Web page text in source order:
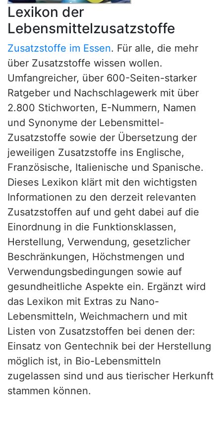
Lexikon der
Lebensmittelzusatzstoffe
Zusatzstoffe im Essen. Für alle, die mehr
über Zusatzstoffe wissen wollen.
Umfangreicher, über 600-Seiten-starker
Ratgeber und Nachschlagewerk mit über
2.800 Stichworten, E-Nummern, Namen
und Synonyme der Lebensmittel-
Zusatzstoffe sowie der Übersetzung der
jeweiligen Zusatzstoffe ins Englische,
Französische, Italienische und Spanische.
Dieses Lexikon klärt mit den wichtigsten
Informationen zu den derzeit relevanten
Zusatzstoffen auf und geht dabei auf die
Einordnung in die Funktionsklassen,
Herstellung, Verwendung, gesetzlicher
Beschränkungen, Höchstmengen und
Verwendungsbedingungen sowie auf
gesundheitliche Aspekte ein. Ergänzt wird
das Lexikon mit Extras zu Nano-
Lebensmitteln, Weichmachern und mit
Listen von Zusatzstoffen bei denen der:
Einsatz von Gentechnik bei der Herstellung
möglich ist, in Bio-Lebensmitteln
zugelassen sind und aus tierischer Herkunft
stammen können.